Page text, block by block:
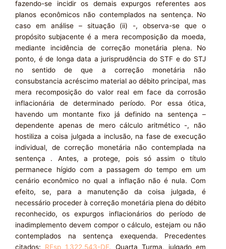
fazendo-se incidir os demais expurgos referentes aos
planos econômicos não contemplados na sentença. No
caso em análise – situação (ii) -, observa-se que o
propósito subjacente é a mera recomposição da moeda,
mediante incidência de correção monetária plena. No
ponto, é de longa data a jurisprudência do STF e do STJ
no sentido de que a correção monetária não
consubstancia acréscimo material ao débito principal, mas
mera recomposição do valor real em face da corrosão
inflacionária de determinado período. Por essa ótica,
havendo um montante fixo já definido na sentença –
dependente apenas de mero cálculo aritmético -, não
hostiliza a coisa julgada a inclusão, na fase de execução
individual, de correção monetária não contemplada na
sentença . Antes, a protege, pois só assim o título
permanece hígido com a passagem do tempo em um
cenário econômico no qual a inflação não é nula. Com
efeito, se, para a manutenção da coisa julgada, é
necessário proceder à correção monetária plena do débito
reconhecido, os expurgos inflacionários do período de
inadimplemento devem compor o cálculo, estejam ou não
contemplados na sentença exequenda. Precedentes
citados: REsp 1.322.543-DF, Quarta Turma, julgado em